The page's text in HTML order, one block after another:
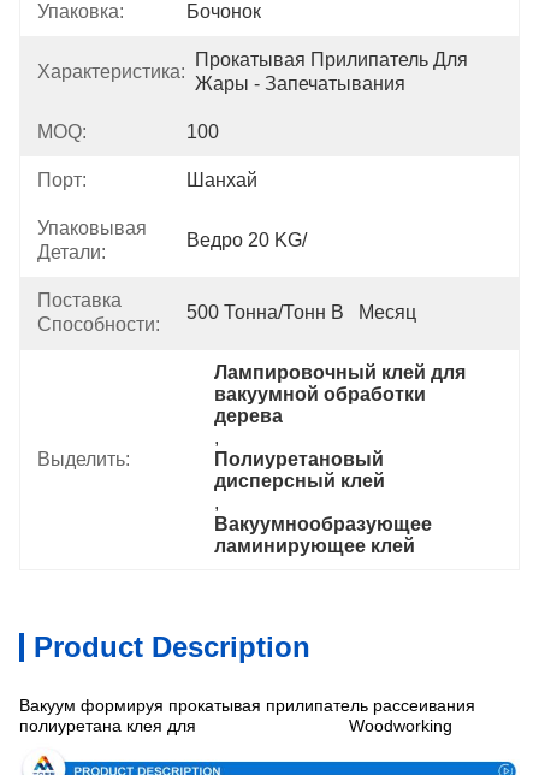
Упаковка: Бочонок
Характеристика:
Прокатывая Прилипатель Для
Жары - Запечатывания
MOQ: 100
Порт: Шанхай
Упаковывая
Детали:
Ведро 20 KG/
Поставка
Способности:
500 Тонна/тонн В   Месяц
Выделить:
Лампировочный клей для
вакуумной обработки
дерева
,
Полиуретановый
дисперсный клей
,
Вакуумнообразующее
ламинирующее клей
Product Description
Вакуум формируя прокатывая прилипатель рассеивания
полиуретана клея для
Woodworking